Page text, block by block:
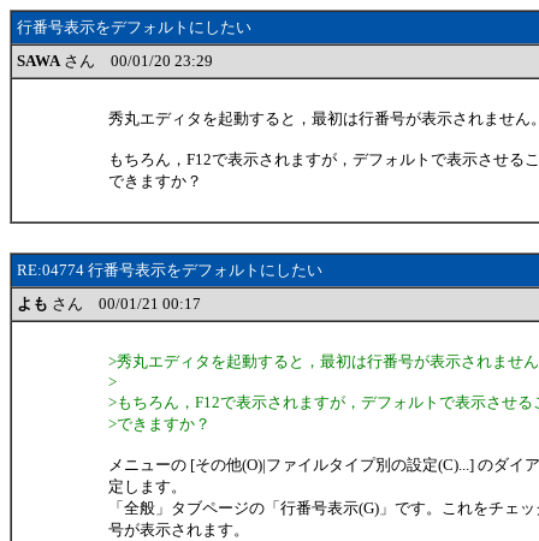
行番号表示をデフォルトにしたい
SAWAさん 00/01/20 23:29
秀丸エディタを起動すると，最初は行番号が表示されません
もちろん，F12で表示されますが，デフォルトで表示させる
できますか？
RE:04774 行番号表示をデフォルトにしたい
よも さん 00/01/21 00:17
>秀丸エディタを起動すると，最初は行番号が表示されませ
>
>もちろん，F12で表示されますが，デフォルトで表示させる
>できますか？
メニューの [その他(O)|ファイルタイプ別の設定(C)...] のダイ
定します。
「全般」タブページの「行番号表示(G)」です。これをチェ
号が表示されます。